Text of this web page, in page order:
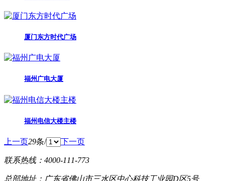
厦门东方时代广场
福州广电大厦
福州电信大楼主楼
上一页29条/ 下一页
联系热线：4000-111-773
总部地址：广东省佛山市三水区中心科技工业园D区5号